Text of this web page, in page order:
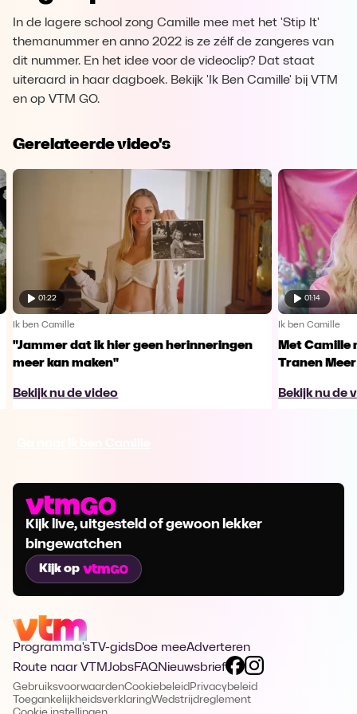
In de lagere school zong Camille mee met het 'Stip It'
themanummer en anno 2022 is ze zélf de zangeres van
dit nummer. En het idee voor de videoclip? Dat staat
uiteraard in haar dagboek. Bekijk 'Ik Ben Camille' bij VTM
en op VTM GO.
Gerelateerde video's
01:22
Ik ben Camille
"Jammer dat ik hier geen herinneringen
meer kan maken"
Bekijk nu de video
01:14
Ik ben Camille
Met Camille
Tranen
Bekijk nu de
Kijk live, uitgesteld of gewoon lekker
bingewatchen
Kijk op
Programma's TV-gidsDoe meeAdverteren
Route naar VTMJobsFAQNieuwsbrief
GebruiksvoorwaardenCookiebeleid Privacybeleid
ToegankelijkheidsverklaringWedstrijdreglement